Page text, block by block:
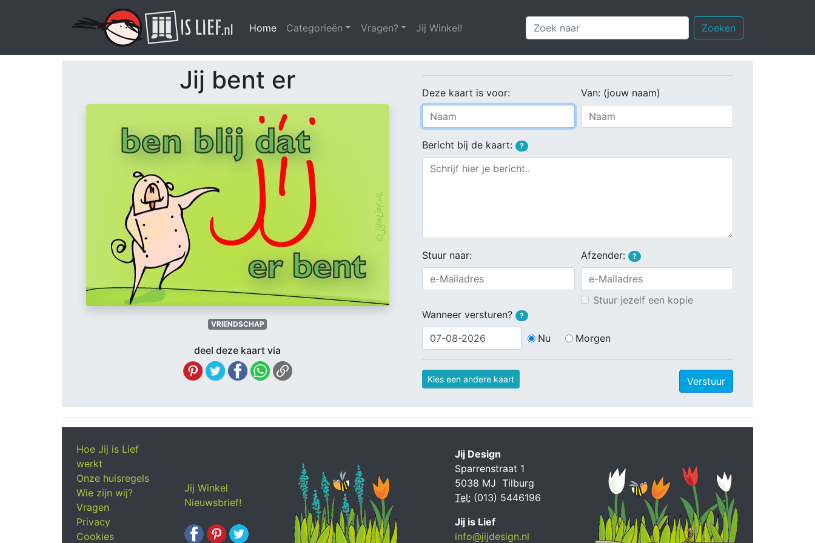
Home (huidige)
Categorieën Vragen? Jij Winkel! Zoeken
Jij bent er
VRIENDSCHAP
deel deze kaart via
Deze kaart is voor: Van: (jouw naam)
Bericht bij de kaart: ?
Stuur naar: Afzender: ?
Stuur jezelf een kopie
Wanneer versturen?
?
Nu Morgen
Kies een andere kaart Verstuur
Hoe Jij is Lief
werkt
Onze huisregels
Wie zijn wij?
Vragen
Privacy
Cookies
Jij Winkel
Nieuwsbrief!
Jij Design
Sparrenstraat 1
5038 MJ Tilburg
Tel: (013) 5446196
Jij is Lief
info@jijdesign.nl